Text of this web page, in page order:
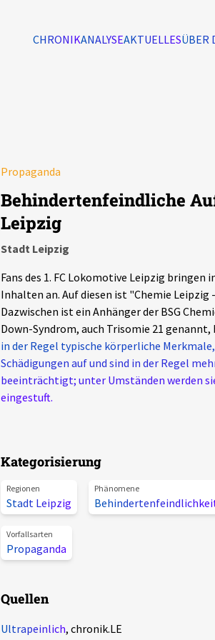
CHRONIKANALYSEAKTUELLESÜBER
Propaganda
Behindertenfeindliche
Leipzig
Stadt Leipzig
Fans des 1. FC Lokomotive Leipzig
Inhalten an. Auf diesen ist "Chemie
Dazwischen ist ein Anhänger der BSG
Down-Syndrom, auch Trisomie 21 genannt,
in der Regel typische körperliche
Schädigungen auf und sind in der Regel
beeinträchtigt; unter Umständen werden
eingestuft.
Kategorisierung
Regionen
Stadt Leipzig
Phänomene
Vorfallsarten
Propaganda
Quellen
Ultrapeinlich, chronik.LE